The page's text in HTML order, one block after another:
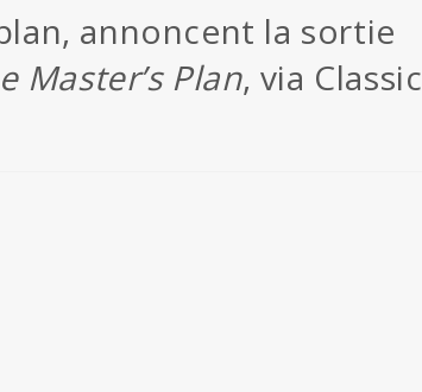
annoncent la sortie
Master’s Plan, via Classic